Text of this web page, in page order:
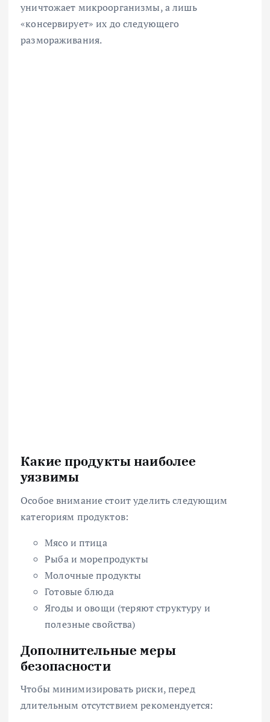
уничтожает микроорганизмы, а лишь
«консервирует» их до следующего
размораживания.
Какие продукты наиболее
уязвимы
Особое внимание стоит уделить следующим
категориям продуктов:
Мясо и птица
Рыба и морепродукты
Молочные продукты
Готовые блюда
Ягоды и овощи (теряют структуру и
полезные свойства)
Дополнительные меры
безопасности
Чтобы минимизировать риски, перед
длительным отсутствием рекомендуется: